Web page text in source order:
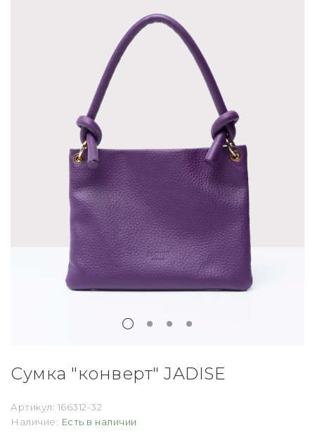
Сумка "конверт" JADISE
Артикул: 166312-32
Наличие: Есть в наличии